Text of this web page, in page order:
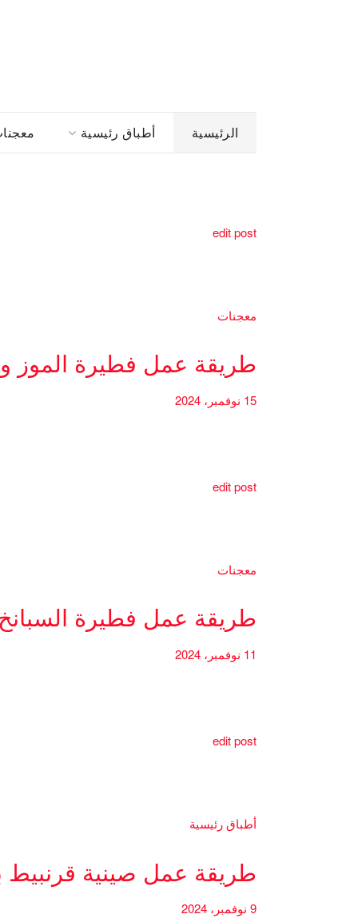
الرئيسية أطباق رئيسية
edit post
معجنات
طريقة عمل فطيرة الموز
15 نوفمبر، 2024
edit post
معجنات
طريقة عمل فطيرة السبانخ
11 نوفمبر، 2024
edit post
أطباق رئيسية
طريقة عمل صينية قرنبيط
9 نوفمبر، 2024